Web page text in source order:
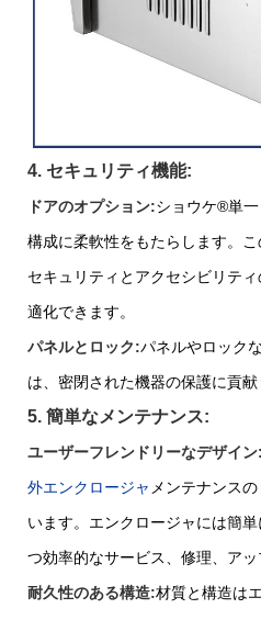
4. セキュリティ機能:
ドアのオプション:ショウケ®単
構成に柔軟性をもたらします。
セキュリティとアクセシビリテ
適化できます。
パネルとロック:パネルやロック
は、密閉された機器の保護に貢献
5. 簡単なメンテナンス:
ユーザーフレンドリーなデザイン:
外エンクロージャ メンテナンス
います。エンクロージャには簡
つ効率的なサービス、修理、アッ
耐久性のある構造:材質と構造は